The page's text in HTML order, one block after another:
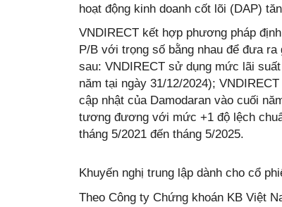
hoạt động kinh doanh cốt lõi (DAP)
VNDIRECT kết hợp phương pháp
P/B với trọng số bằng nhau để đưa
sau: VNDIRECT sử dụng mức lãi
năm tại ngày 31/12/2024);
cập nhật của Damodaran vào cuối
tương đương với mức +1 độ lệch
tháng 5/2021 đến tháng 5/2025.
Khuyến nghị trung lập dành cho cổ
Theo Công ty Chứng khoán KB Việt